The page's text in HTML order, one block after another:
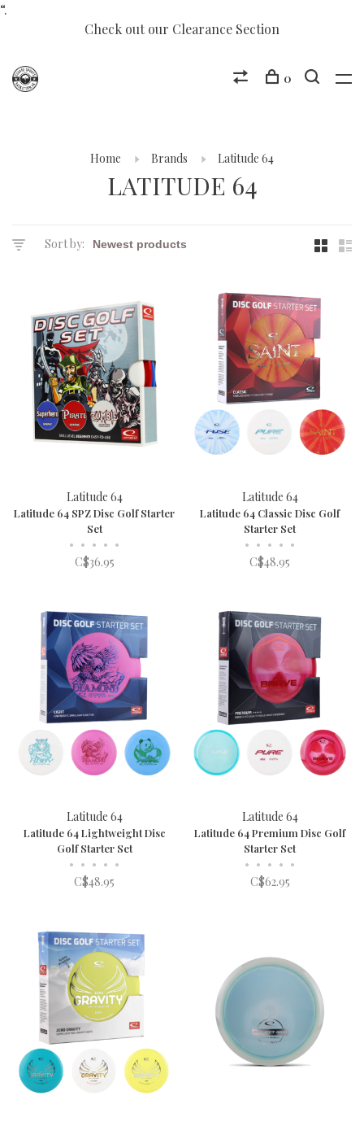
“.
Check out our Clearance Section
0
Home Brands Latitude 64
LATITUDE 64
Sort by:
Latitude 64
Latitude 64 SPZ Disc Golf Starter
Set
• • • • •
C$36.95
Latitude 64
Latitude 64 Classic Disc Golf
Starter Set
• • • • •
C$48.95
Latitude 64
Latitude 64 Lightweight Disc
Golf Starter Set
• • • • •
C$48.95
Latitude 64
Latitude 64 Premium Disc Golf
Starter Set
• • • • •
C$62.95